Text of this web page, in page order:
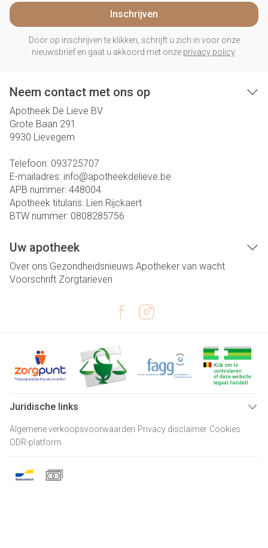
Inschrijven
Door op inschrijven te klikken, schrijft u zich in voor onze
nieuwsbrief en gaat u akkoord met onze privacy policy.
Neem contact met ons op
Apotheek De Lieve BV
Grote Baan 291
9930 Lievegem
Telefoon: 093725707
E-mailadres: info@apotheekdelieve.be
APB nummer: 448004
Apotheek titularis: Lien Rijckaert
BTW nummer: 0808285756
Uw apotheek
Over ons Gezondheidsnieuws Apotheker van wacht
Voorschrift Zorgtarieven
Juridische links
Algemene verkoopsvoorwaarden Privacy disclaimer Cookies
ODR-platform